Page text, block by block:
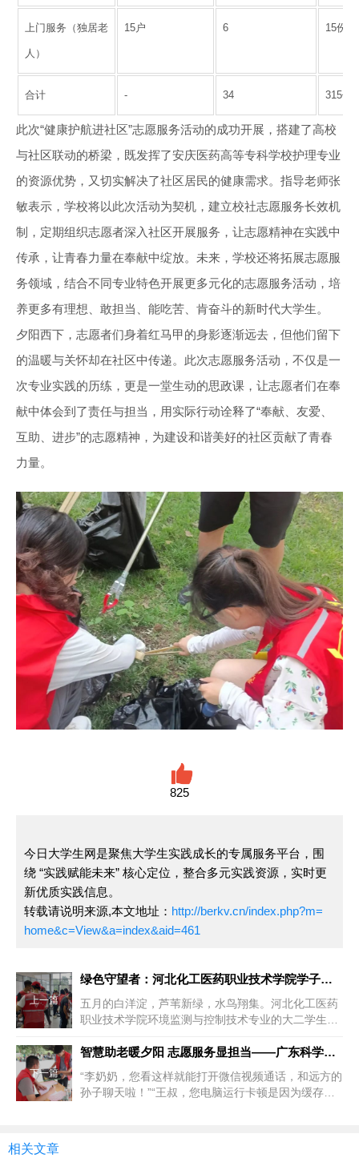
上门服务（独居老
人）
15户 6 15份
合计 - 34 315份
此次“健康护航进社区”志愿服务活动的成功开展，搭建了高校
与社区联动的桥梁，既发挥了安庆医药高等专科学校护理专业
的资源优势，又切实解决了社区居民的健康需求。指导老师张
敏表示，学校将以此次活动为契机，建立校社志愿服务长效机
制，定期组织志愿者深入社区开展服务，让志愿精神在实践中
传承，让青春力量在奉献中绽放。未来，学校还将拓展志愿服
务领域，结合不同专业特色开展更多元化的志愿服务活动，培
养更多有理想、敢担当、能吃苦、肯奋斗的新时代大学生。
夕阳西下，志愿者们身着红马甲的身影逐渐远去，但他们留下
的温暖与关怀却在社区中传递。此次志愿服务活动，不仅是一
次专业实践的历练，更是一堂生动的思政课，让志愿者们在奉
献中体会到了责任与担当，用实际行动诠释了“奉献、友爱、
互助、进步”的志愿精神，为建设和谐美好的社区贡献了青春
力量。
825
今日大学生网是聚焦大学生实践成长的专属服务平台，围
绕 “实践赋能未来” 核心定位，整合多元实践资源，实时更
新优质实践信息。
转载请说明来源,本文地址： http://berkv.cn/index.php?m=
home&c=View&a=index&aid=461
上一篇
绿色守望者：河北化工医药职业技术学院学子守护白洋淀生态屏障
五月的白洋淀，芦苇新绿，水鸟翔集。河北化工医药
职业技术学院环境监测与控制技术专业的大二学生陈
下一篇
智慧助老暖夕阳 志愿服务显担当——广东科学技术职业学院志愿者
“李奶奶，您看这样就能打开微信视频通话，和远方的
孙子聊天啦！”“王叔，您电脑运行卡顿是因为缓存太
相关文章